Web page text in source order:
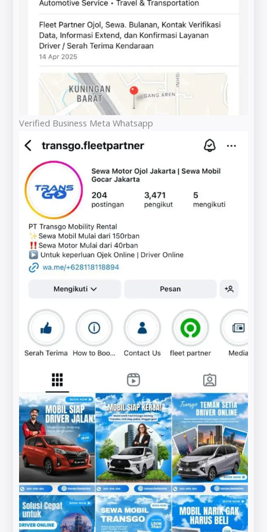
Verified Business Meta Whatsapp